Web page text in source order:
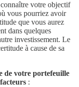
votre objectif
vous pourriez avoir
que vous aurez
dans quelques
investissement. Le
à cause de sa
de votre portefeuille
: